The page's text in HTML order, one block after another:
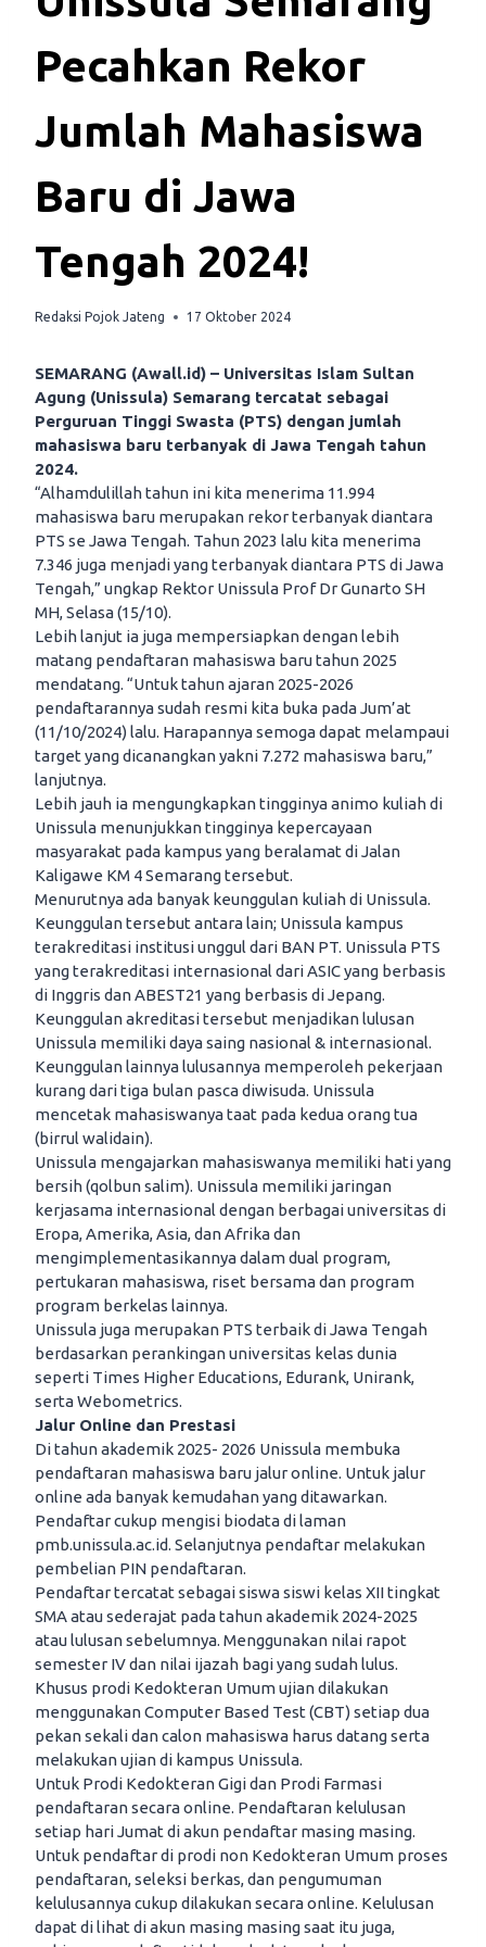
Pecahkan Rekor
Jumlah Mahasiswa
Baru di Jawa
Tengah 2024!
Redaksi Pojok Jateng 17 Oktober 2024
SEMARANG (Awall.id) – Universitas Islam Sultan
Agung (Unissula) Semarang tercatat sebagai
Perguruan Tinggi Swasta (PTS) dengan jumlah
mahasiswa baru terbanyak di Jawa Tengah tahun
2024.
“Alhamdulillah tahun ini kita menerima 11.994
mahasiswa baru merupakan rekor terbanyak diantara
PTS se Jawa Tengah. Tahun 2023 lalu kita menerima
7.346 juga menjadi yang terbanyak diantara PTS di Jawa
Tengah,” ungkap Rektor Unissula Prof Dr Gunarto SH
MH, Selasa (15/10).
Lebih lanjut ia juga mempersiapkan dengan lebih
matang pendaftaran mahasiswa baru tahun 2025
mendatang. “Untuk tahun ajaran 2025-2026
pendaftarannya sudah resmi kita buka pada Jum’at
(11/10/2024) lalu. Harapannya semoga dapat melampaui
target yang dicanangkan yakni 7.272 mahasiswa baru,”
lanjutnya.
Lebih jauh ia mengungkapkan tingginya animo kuliah di
Unissula menunjukkan tingginya kepercayaan
masyarakat pada kampus yang beralamat di Jalan
Kaligawe KM 4 Semarang tersebut.
Menurutnya ada banyak keunggulan kuliah di Unissula.
Keunggulan tersebut antara lain; Unissula kampus
terakreditasi institusi unggul dari BAN PT. Unissula PTS
yang terakreditasi internasional dari ASIC yang berbasis
di Inggris dan ABEST21 yang berbasis di Jepang.
Keunggulan akreditasi tersebut menjadikan lulusan
Unissula memiliki daya saing nasional & internasional.
Keunggulan lainnya lulusannya memperoleh pekerjaan
kurang dari tiga bulan pasca diwisuda. Unissula
mencetak mahasiswanya taat pada kedua orang tua
(birrul walidain).
Unissula mengajarkan mahasiswanya memiliki hati yang
bersih (qolbun salim). Unissula memiliki jaringan
kerjasama internasional dengan berbagai universitas di
Eropa, Amerika, Asia, dan Afrika dan
mengimplementasikannya dalam dual program,
pertukaran mahasiswa, riset bersama dan program
program berkelas lainnya.
Unissula juga merupakan PTS terbaik di Jawa Tengah
berdasarkan perankingan universitas kelas dunia
seperti Times Higher Educations, Edurank, Unirank,
serta Webometrics.
Jalur Online dan Prestasi
Di tahun akademik 2025- 2026 Unissula membuka
pendaftaran mahasiswa baru jalur online. Untuk jalur
online ada banyak kemudahan yang ditawarkan.
Pendaftar cukup mengisi biodata di laman
pmb.unissula.ac.id. Selanjutnya pendaftar melakukan
pembelian PIN pendaftaran.
Pendaftar tercatat sebagai siswa siswi kelas XII tingkat
SMA atau sederajat pada tahun akademik 2024-2025
atau lulusan sebelumnya. Menggunakan nilai rapot
semester IV dan nilai ijazah bagi yang sudah lulus.
Khusus prodi Kedokteran Umum ujian dilakukan
menggunakan Computer Based Test (CBT) setiap dua
pekan sekali dan calon mahasiswa harus datang serta
melakukan ujian di kampus Unissula.
Untuk Prodi Kedokteran Gigi dan Prodi Farmasi
pendaftaran secara online. Pendaftaran kelulusan
setiap hari Jumat di akun pendaftar masing masing.
Untuk pendaftar di prodi non Kedokteran Umum proses
pendaftaran, seleksi berkas, dan pengumuman
kelulusannya cukup dilakukan secara online. Kelulusan
dapat di lihat di akun masing masing saat itu juga,